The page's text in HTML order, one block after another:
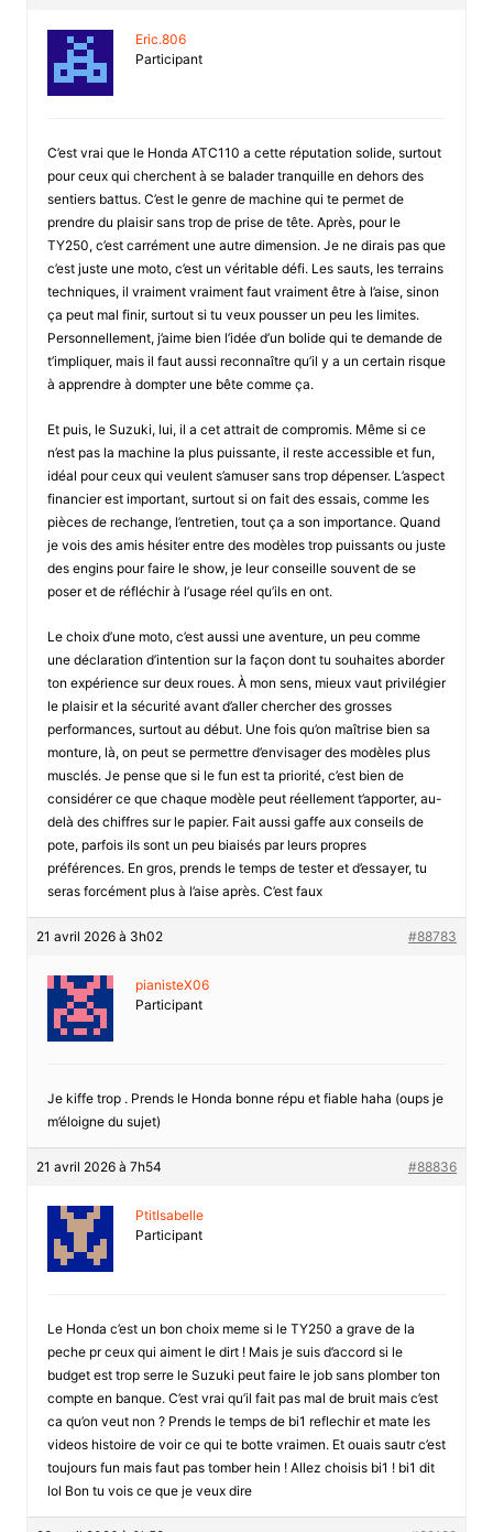
Eric.806
Participant
C’est vrai que le Honda ATC110 a cette réputation solide, surtout
pour ceux qui cherchent à se balader tranquille en dehors des
sentiers battus. C’est le genre de machine qui te permet de
prendre du plaisir sans trop de prise de tête. Après, pour le
TY250, c’est carrément une autre dimension. Je ne dirais pas que
c’est juste une moto, c’est un véritable défi. Les sauts, les terrains
techniques, il vraiment vraiment faut vraiment être à l’aise, sinon
ça peut mal finir, surtout si tu veux pousser un peu les limites.
Personnellement, j’aime bien l’idée d’un bolide qui te demande de
t’impliquer, mais il faut aussi reconnaître qu’il y a un certain risque
à apprendre à dompter une bête comme ça.
Et puis, le Suzuki, lui, il a cet attrait de compromis. Même si ce
n’est pas la machine la plus puissante, il reste accessible et fun,
idéal pour ceux qui veulent s’amuser sans trop dépenser. L’aspect
financier est important, surtout si on fait des essais, comme les
pièces de rechange, l’entretien, tout ça a son importance. Quand
je vois des amis hésiter entre des modèles trop puissants ou juste
des engins pour faire le show, je leur conseille souvent de se
poser et de réfléchir à l’usage réel qu’ils en ont.
Le choix d’une moto, c’est aussi une aventure, un peu comme
une déclaration d’intention sur la façon dont tu souhaites aborder
ton expérience sur deux roues. À mon sens, mieux vaut privilégier
le plaisir et la sécurité avant d’aller chercher des grosses
performances, surtout au début. Une fois qu’on maîtrise bien sa
monture, là, on peut se permettre d’envisager des modèles plus
musclés. Je pense que si le fun est ta priorité, c’est bien de
considérer ce que chaque modèle peut réellement t’apporter, au-
delà des chiffres sur le papier. Fait aussi gaffe aux conseils de
pote, parfois ils sont un peu biaisés par leurs propres
préférences. En gros, prends le temps de tester et d’essayer, tu
seras forcément plus à l’aise après. C’est faux
21 avril 2026 à 3h02 #88783
pianisteX06
Participant
Je kiffe trop . Prends le Honda bonne répu et fiable haha (oups je
m’éloigne du sujet)
21 avril 2026 à 7h54 #88836
PtitIsabelle
Participant
Le Honda c’est un bon choix meme si le TY250 a grave de la
peche pr ceux qui aiment le dirt ! Mais je suis d’accord si le
budget est trop serre le Suzuki peut faire le job sans plomber ton
compte en banque. C’est vrai qu’il fait pas mal de bruit mais c’est
ca qu’on veut non ? Prends le temps de bi1 reflechir et mate les
videos histoire de voir ce qui te botte vraimen. Et ouais sautr c’est
toujours fun mais faut pas tomber hein ! Allez choisis bi1 ! bi1 dit
lol Bon tu vois ce que je veux dire